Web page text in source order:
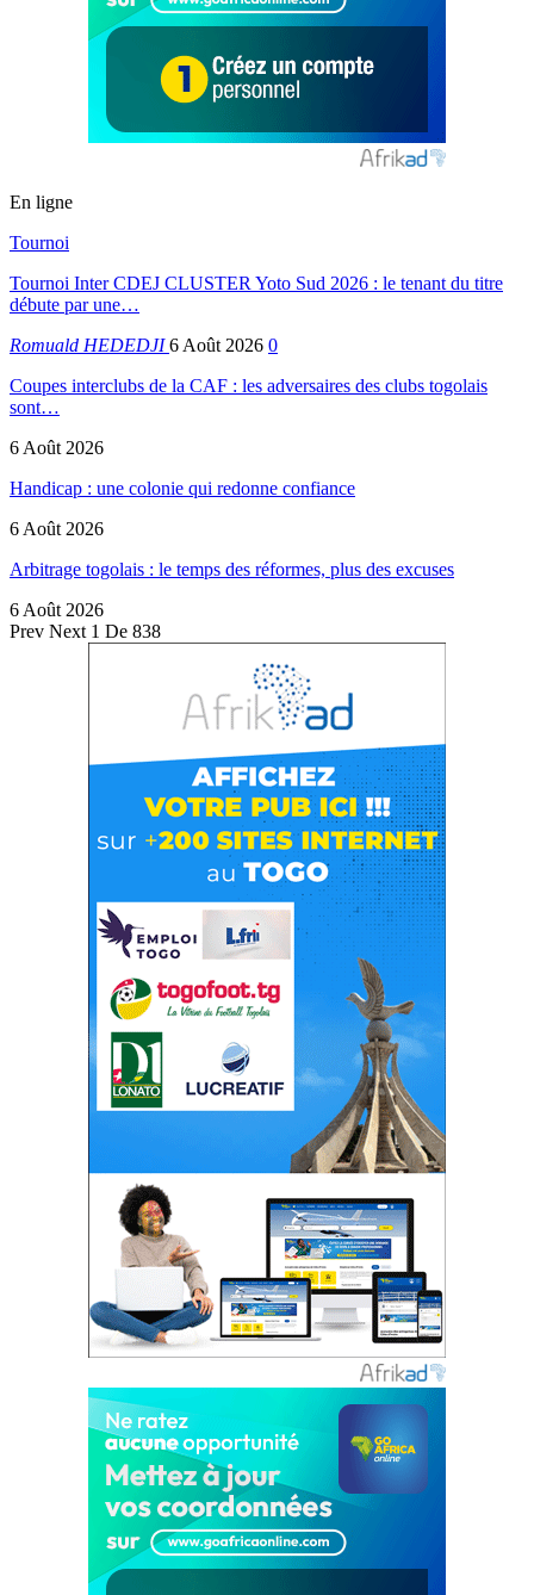
En ligne
Tournoi
Tournoi Inter CDEJ CLUSTER Yoto Sud 2026 : le tenant du titre
débute par une…
Romuald HEDEDJI6 Août 2026 0
Coupes interclubs de la CAF : les adversaires des clubs togolais
sont…
6 Août 2026
Handicap : une colonie qui redonne confiance
6 Août 2026
Arbitrage togolais : le temps des réformes, plus des excuses
6 Août 2026
Prev Next 1 De 838